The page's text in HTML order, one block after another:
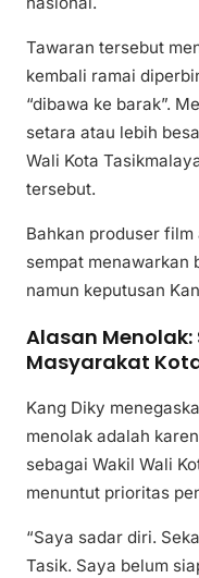
Tawaran tersebut
kembali ramai
“dibawa ke barak”.
setara atau lebih
Wali Kota
tersebut.
Bahkan produser film
sempat menawarkan
namun keputusan
Alasan
Masyarakat
Kang Diky
menolak adalah
sebagai Wakil Wali
menuntut prioritas
“Saya sadar diri.
Tasik. Saya belum